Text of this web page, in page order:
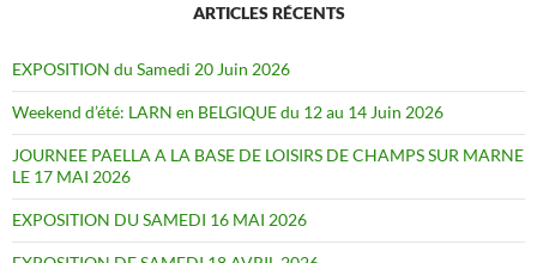
ARTICLES RÉCENTS
EXPOSITION du Samedi 20 Juin 2026
Weekend d’été: LARN en BELGIQUE du 12 au 14 Juin 2026
JOURNEE PAELLA A LA BASE DE LOISIRS DE CHAMPS SUR MARNE
LE 17 MAI 2026
EXPOSITION DU SAMEDI 16 MAI 2026